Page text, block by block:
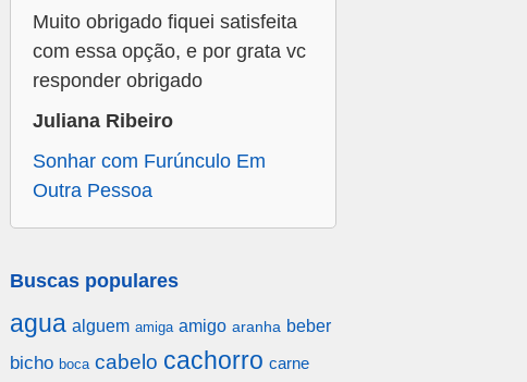
Muito obrigado fiquei satisfeita
com essa opção, e por grata vc
responder obrigado
Juliana Ribeiro
Sonhar com Furúnculo Em
Outra Pessoa
Buscas populares
agua alguem amiga amigo aranha beber
bicho boca cabelo cachorro carne